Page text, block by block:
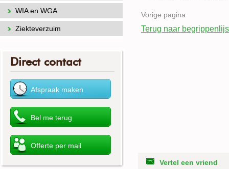
Vorige pagina
Terug naar
Vertel een vriend
WIA en WGA
Ziekteverzuim
Direct contact